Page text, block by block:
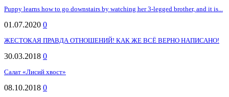
Puppy learns how to go downstairs by watching her 3-legged brother, and it is...
01.07.2020 0
ЖЕСТОКАЯ ПРАВДА ОТНОШЕНИЙ! КАК ЖЕ ВСЁ ВЕРНО НАПИСАНО!
30.03.2018 0
Салат «Лисий хвост»
08.10.2018 0